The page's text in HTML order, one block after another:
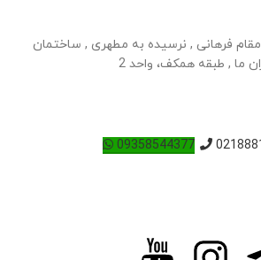
6 , قائم مقام فرهانی , نرسیده به مطهری , ساختمان
09358544377